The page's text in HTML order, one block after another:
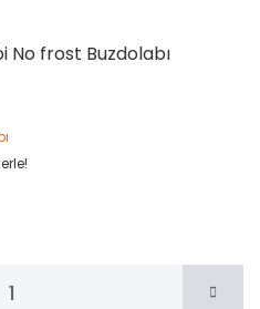
No frost Buzdolabı